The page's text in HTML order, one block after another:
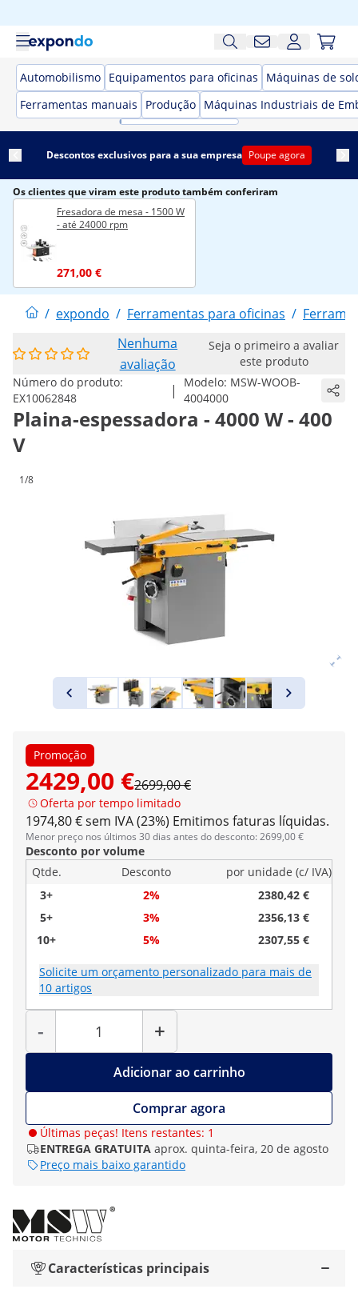
Automobilismo Equipamentos para oficinas
Máquinas de
Ferramentas manuais
Produção Máquinas Industriais de
Descontos exclusivos para a sua empresa Poupe agora
Os clientes que viram este produto também conferiram
Fresadora de mesa - 1500 W
- até 24000 rpm
271,00 €
/ expondo / Ferramentas para oficinas /
Nenhuma
avaliação
Seja o primeiro a avaliar
este produto
Número do produto:
EX10062848
| Modelo: MSW-WOOB-
4004000
Plaina-espessadora - 4000 W - 400
V
1/8
Promoção
2429,00 €2699,00 €
Oferta por tempo limitado
1974,80 € sem IVA (23%) Emitimos faturas líquidas.
Menor preço nos últimos 30 dias antes do desconto: 2699,00 €
Desconto por volume
Qtde.
Desconto
por unidade (c/ IVA)
3+
2%
2380,42 €
5+
3%
2356,13 €
10+
5% 2307,55 €
Solicite um orçamento personalizado para mais de
10 artigos
-
Quantidade
+
Adicionar ao carrinho
Comprar agora
Últimas peças! Itens restantes: 1
ENTREGA GRATUITA aprox. quinta-feira, 20 de agosto
Preço mais baixo garantido
Características principais